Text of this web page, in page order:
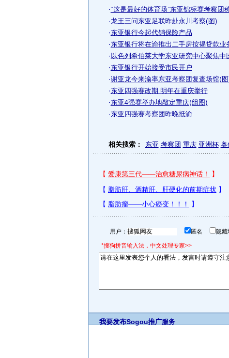
·“这是最好的体育场”东亚锦标赛考察团
·龙王三问东亚足联昨赴永川考察(图)
·东亚银行今起代销保险产品
·东亚银行将在渝推出二手房按揭贷款业
· 以色列希伯莱大学东亚研究中心聚焦中
·东亚银行开始接受市民开户
·谢亚龙今来渝率东亚考察团复查场馆(
·东亚四强赛改期 明年在重庆举行
·东亚4强赛举办地敲定重庆(组图)
·东亚四强赛考察团昨晚抵渝
相关搜索： 东亚 考察团 重庆 亚洲杯 奥
用户： 匿名 隐
*搜狗拼音输入法，中文处理专家>>
我要发布Sogou推广服务